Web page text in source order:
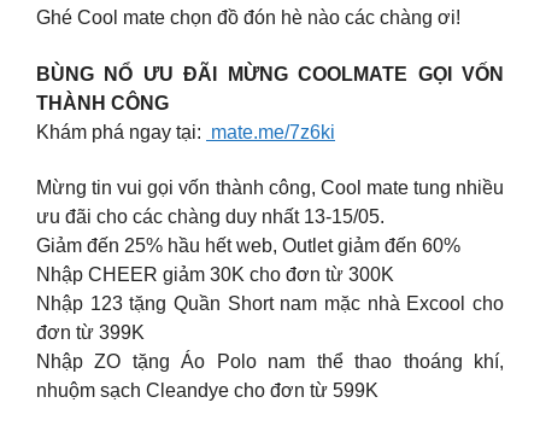
Ghé Cool mate chọn đồ đón hè nào các chàng ơi!
BÙNG NỔ ƯU ĐÃI MỪNG COOLMATE GỌI VỐN
THÀNH CÔNG
Khám phá ngay tại: mate.me/7z6ki
Mừng tin vui gọi vốn thành công, Cool mate tung nhiều
ưu đãi cho các chàng duy nhất 13-15/05.
Giảm đến 25% hầu hết web, Outlet giảm đến 60%
Nhập CHEER giảm 30K cho đơn từ 300K
Nhập 123 tặng Quần Short nam mặc nhà Excool cho
đơn từ 399K
Nhập ZO tặng Áo Polo nam thể thao thoáng khí,
nhuộm sạch Cleandye cho đơn từ 599K